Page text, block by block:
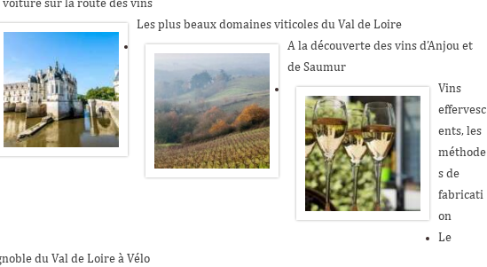
voiture sur la route des vins
Les plus beaux domaines viticoles du Val de Loire
A la découverte des vins d’Anjou et
de Saumur
Vins
effervesc
ents, les
méthode
s de
fabricati
on
Le
du Val de Loire à Vélo